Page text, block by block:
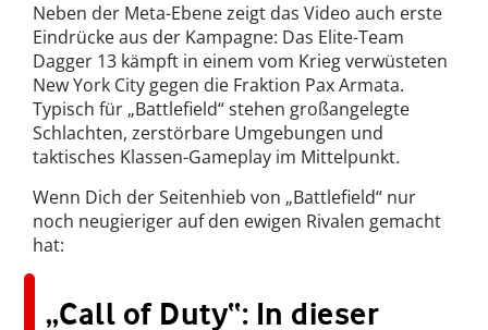
Neben der Meta-Ebene zeigt das Video auch erste
Eindrücke aus der Kampagne: Das Elite-Team
Dagger 13 kämpft in einem vom Krieg verwüsteten
New York City gegen die Fraktion Pax Armata.
Typisch für „Battlefield“ stehen großangelegte
Schlachten, zerstörbare Umgebungen und
taktisches Klassen-Gameplay im Mittelpunkt.
Wenn Dich der Seitenhieb von „Battlefield“ nur
noch neugieriger auf den ewigen Rivalen gemacht
hat:
„Call of Duty“: In dieser